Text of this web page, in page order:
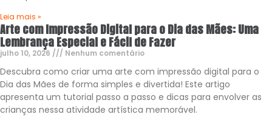
Leia mais »
Arte com Impressão Digital para o Dia das Mães: Uma
Lembrança Especial e Fácil de Fazer
julho 10, 2026 Nenhum comentário
Descubra como criar uma arte com impressão digital para o
Dia das Mães de forma simples e divertida! Este artigo
apresenta um tutorial passo a passo e dicas para envolver as
crianças nessa atividade artística memorável.